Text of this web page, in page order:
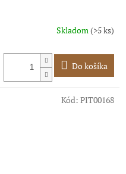
Skladom(>5 ks)
Do košíka
Kód: PIT00168